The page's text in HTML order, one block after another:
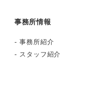
事務所情報
-事務所紹介
- スタッフ紹介